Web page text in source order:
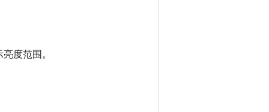
度范围。